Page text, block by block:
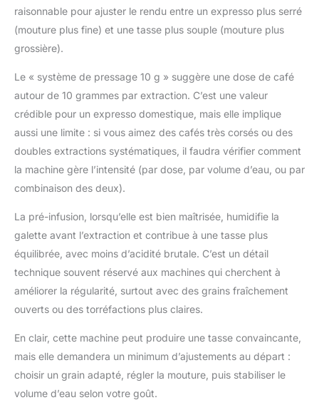
puissiez profiter de
dans n'importe quel
Thermoblock
individuelle, chaque
tasse est préparée à la
température idéale,
chaude est parfaite
pour les infusions. En
café garantit que vous
apprécierez toujours la
boisson exactement
raisonnable pour ajuster le rendu entre un expresso plus serré
(mouture plus fine) et une tasse plus souple (mouture plus
grossière).
Le « système de pressage 10 g » suggère une dose de café
autour de 10 grammes par extraction. C’est une valeur
crédible pour un expresso domestique, mais elle implique
aussi une limite : si vous aimez des cafés très corsés ou des
doubles extractions systématiques, il faudra vérifier comment
la machine gère l’intensité (par dose, par volume d’eau, ou par
combinaison des deux).
La pré-infusion, lorsqu’elle est bien maîtrisée, humidifie la
galette avant l’extraction et contribue à une tasse plus
équilibrée, avec moins d’acidité brutale. C’est un détail
technique souvent réservé aux machines qui cherchent à
améliorer la régularité, surtout avec des grains fraîchement
ouverts ou des torréfactions plus claires.
En clair, cette machine peut produire une tasse convaincante,
mais elle demandera un minimum d’ajustements au départ :
choisir un grain adapté, régler la mouture, puis stabiliser le
volume d’eau selon votre goût.